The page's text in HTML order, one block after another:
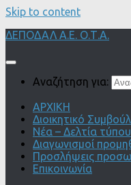
Skip to content
ΔΕΠΟΔΑΛ Α.Ε. Ο.Τ.Α.
Αναζήτηση για:
ΑΡΧΙΚΗ
Διοικητικό
Νέα – Δελτία τύπου
Διαγωνισμοί
Προσλήψεις
Επικοινωνία